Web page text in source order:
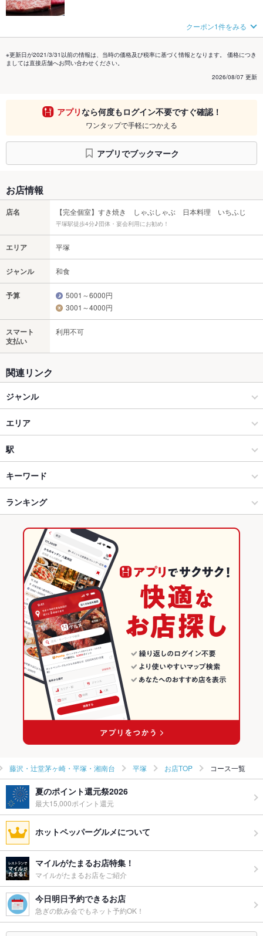
クーポン1件をみる
※更新日が2021/3/31以前の情報は、当時の価格及び税率に基づく情報となります。 価格につき
ましては直接店舗へお問い合わせください。
2026/08/07 更新
アプリなら何度もログイン不要ですぐ確認！
ワンタップで手軽につかえる
アプリでブックマーク
お店情報
店名 【完全個室】すき焼き しゃぶしゃぶ 日本料理 いちふじ
平塚駅徒歩4分♪団体・宴会利用にお勧め！
エリア 平塚
ジャンル 和食
予算
5001～6000円
3001～4000円
スマート
支払い
利用不可
関連リンク
ジャンル
和食
しゃぶしゃぶ・すき焼き
藤沢・辻堂茅ヶ崎・平塚・湘南台 × 和食
藤沢・辻堂茅ヶ崎・平塚・湘南台 × しゃぶしゃぶ・すき焼き
平塚駅 × 和食
平塚駅 × しゃぶしゃぶ・すき焼き
鉄板焼き
藤沢・辻堂茅ヶ崎・平塚・湘南台 × 洋食
藤沢・辻堂茅ヶ崎・平塚・湘南台 × 鉄板焼き
平塚駅 × 洋食
平塚駅 × 鉄板焼き
エリア
平塚
平塚 × 和食
平塚 × しゃぶしゃぶ・すき焼き
平塚 × 洋食
平塚 × 鉄板焼き
神奈川
神奈川 × 和食
神奈川 × しゃぶしゃぶ・すき焼き
神奈川 × 洋食
神奈川 × 鉄板焼き
駅
茅ケ崎駅
平塚駅
藤沢駅
キーワード
日本料理
ランキング
神奈川のグルメランキング
神奈川の和食ランキング
神奈川のしゃぶしゃぶ・すき焼きランキング
藤沢・辻堂茅ヶ崎・平塚・湘南台のグルメランキング
藤沢・辻堂茅ヶ崎・平塚・湘南台の和食ランキング
藤沢・辻堂茅ヶ崎・平塚・湘南台のしゃぶしゃぶ・すき焼きラン
キング
平塚のグルメランキング
平塚の和食ランキング
平塚のしゃぶしゃぶ・すき焼きランキング
藤沢・辻堂茅ヶ崎・平塚・湘南台 平塚 お店TOP コース一覧
夏のポイント還元祭2026
最大15,000ポイント還元
ホットペッパーグルメについて
マイルがたまるお店特集！
マイルがたまるお店をご紹介
今日明日予約できるお店
急ぎの飲み会でもネット予約OK！